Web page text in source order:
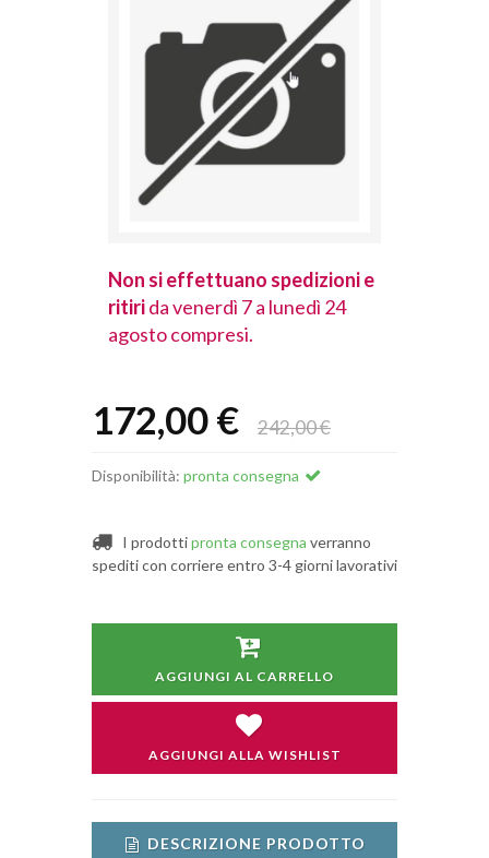
Non si effettuano spedizioni e
ritirida venerdì 7 a lunedì 24
agosto compresi.
172,00 € 242,00 €
Disponibilità: pronta consegna
I prodottipronta consegna verranno
spediti con corriere entro 3-4 giorni lavorativi
AGGIUNGI AL CARRELLO
AGGIUNGI ALLA WISHLIST
DESCRIZIONE PRODOTTO